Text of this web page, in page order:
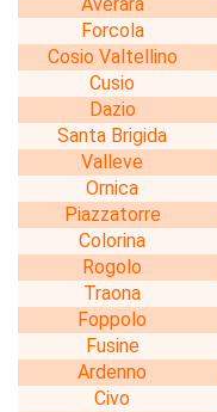
Forcola
Cosio Valtellino
Cusio
Dazio
Santa Brigida
Valleve
Ornica
Piazzatorre
Colorina
Rogolo
Traona
Foppolo
Fusine
Ardenno
Civo